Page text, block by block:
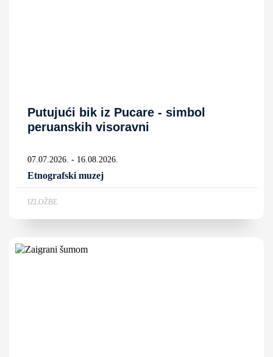
Putujući bik iz Pucare - simbol
peruanskih visoravni
07.07.2026. - 16.08.2026.
Etnografski muzej
IZLOŽBE